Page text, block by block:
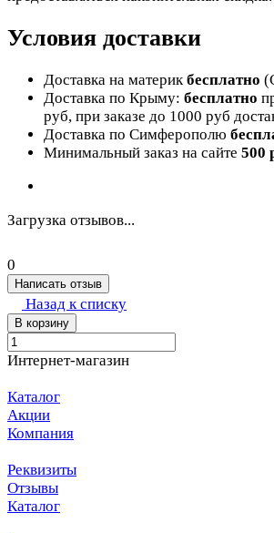
Условия доставки
Доставка на материкбесплатно
Доставка по Крыму: бесплатно
руб, при заказе до 1000 руб
Доставка по Симферополю
Минимальный заказ на сайте 500
Загрузка отзывов...
0
Написать отзыв
Назад к списку
В корзину
Интернет-магазин
Каталог
Акции
Компания
Реквизиты
Отзывы
Каталог